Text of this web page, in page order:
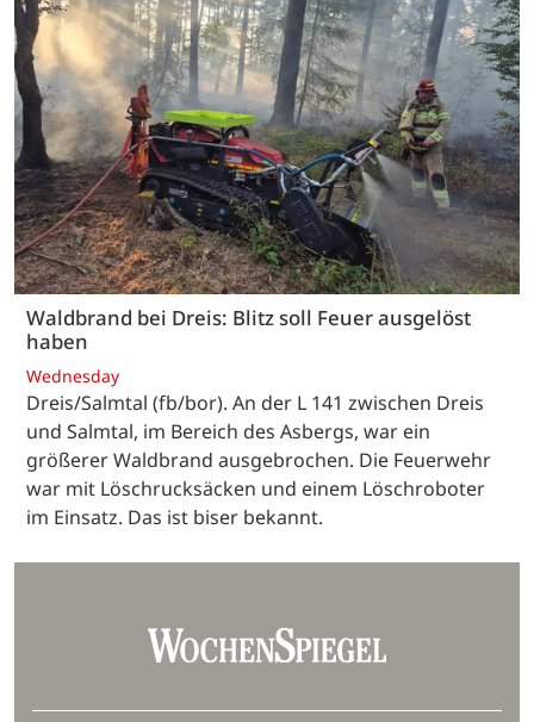
Waldbrand bei Dreis: Blitz soll Feuer ausgelöst
haben
Wednesday
Dreis/Salmtal (fb/bor). An der L 141 zwischen Dreis
und Salmtal, im Bereich des Asbergs, war ein
größerer Waldbrand ausgebrochen. Die Feuerwehr
war mit Löschrucksäcken und einem Löschroboter
im Einsatz. Das ist biser bekannt.